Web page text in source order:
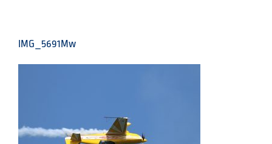
IMG_5691Mw